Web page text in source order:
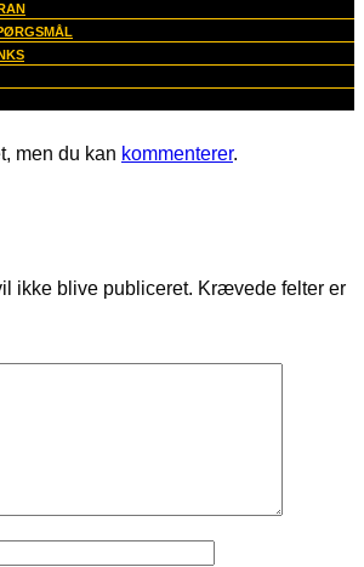
men du kan kommenterer.
ikke blive publiceret. Krævede felter er